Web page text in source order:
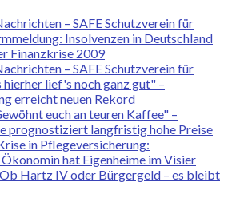
– SAFE Schutzverein für
Insolvenzen in Deutschland
Finanzkrise 2009
– SAFE Schutzverein für
hierher lief's noch ganz gut" –
erreicht neuen Rekord
euch an teuren Kaffee" –
prognostiziert langfristig hohe Preise
in Pflegeversicherung:
Ökonomin hat Eigenheime im Visier
Ob Hartz IV oder Bürgergeld – es bleibt